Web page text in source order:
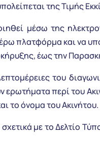
της Τιμής
μέσω της
πλατφόρμα και να
έως την
του
ερωτήματα περί του
το όνομα του Ακινήτου.
με το Δελτίο